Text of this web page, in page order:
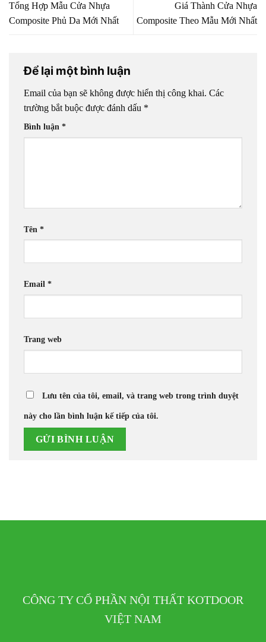
Tổng Hợp Mẫu Cửa Nhựa
Composite Phủ Da Mới Nhất
Giá Thành Cửa Nhựa
Composite Theo Mẫu Mới Nhất
Để lại một bình luận
Email của bạn sẽ không được hiển thị công khai. Các
trường bắt buộc được đánh dấu *
Bình luận *
Tên *
Email *
Trang web
Lưu tên của tôi, email, và trang web trong trình duyệt
này cho lần bình luận kế tiếp của tôi.
CÔNG TY CỔ PHẦN NỘI THẤT KOTDOOR
VIỆT NAM